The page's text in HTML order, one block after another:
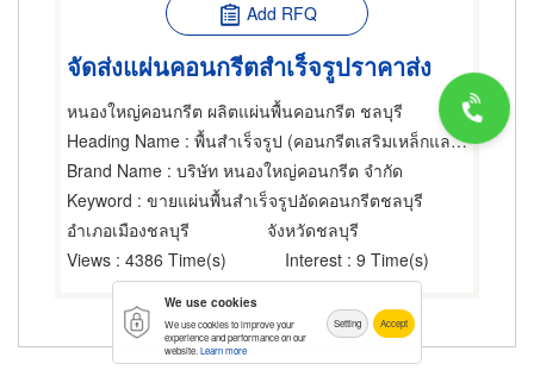
Add RFQ
จัดส่งแผ่นคอนกรีตสำเร็จรูปราคาส่ง
หนองใหญ่คอนกรีต ผลิตแผ่นพื้นคอนกรีต ชลบุรี
Heading Name : พื้นสำเร็จรูป (คอนกรีตเสริมเหล็กและอัดแรง),ผู้รับเหมาคอนกรีต,ผู้รับเหมาทำพื้นและทางเดิน
Brand Name : บริษัท หนองใหญ่คอนกรีต จำกัด
Keyword : ขายแผ่นพื้นสำเร็จรูปอัดคอนกรีตชลบุรี
อำเภอเมืองชลบุรี
จังหวัดชลบุรี
Views : 4386 Time(s) Interest : 9 Time(s)
We use cookies
We use cookies to improve your
experience and performance on our
website. Learn more
Setting Accept